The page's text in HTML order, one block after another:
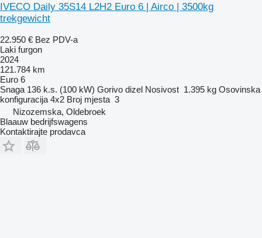
IVECO Daily 35S14 L2H2 Euro 6 | Airco | 3500kg
trekgewicht
22.950 € Bez PDV-a
Laki furgon
2024
121.784 km
Euro 6
Snaga 136 k.s. (100 kW) Gorivo dizel Nosivost 1.395 kg Osovinska
konfiguracija 4x2 Broj mjesta 3
Nizozemska, Oldebroek
Blaauw bedrijfswagens
Kontaktirajte prodavca